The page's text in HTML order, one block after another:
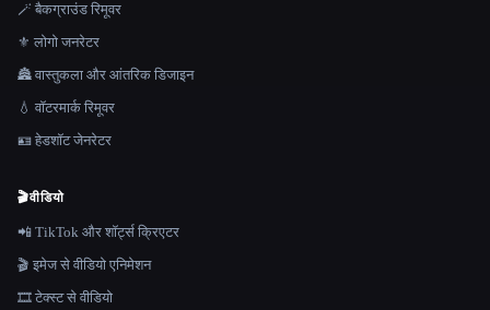
🪄 बैकग्राउंड रिमूवर
⚜️ लोगो जनरेटर
🏯 वास्तुकला और आंतरिक डिजाइन
💧 वॉटरमार्क रिमूवर
🪪 हेडशॉट जेनरेटर
🎬वीडियो
📲 TikTok और शॉर्ट्स क्रिएटर
🎬 इमेज से वीडियो एनिमेशन
🎞️ टेक्स्ट से वीडियो